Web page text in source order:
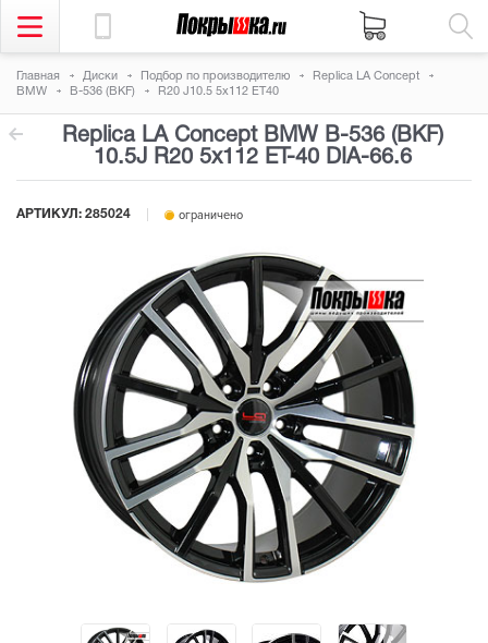
Главная Диски Подбор по производителю
Replica LA Concept
BMW
B-536 (BKF) R20 J10.5 5x112 ET40
Replica LA Concept BMW B-536 (BKF)
10.5J R20 5x112 ET-40 DIA-66.6
АРТИКУЛ: 285024 ограничено